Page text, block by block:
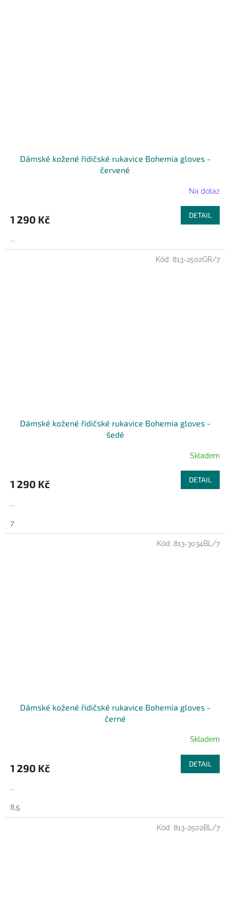
Dámské kožené řidičské rukavice Bohemia gloves -
červené
Na dotaz
1 290 Kč DETAIL
...
Dámské kožené řidičské rukavice Bohemia gloves -
šedé
Skladem
1 290 Kč DETAIL
...
7
Kód: 813-2502GR/7
Dámské kožené řidičské rukavice Bohemia gloves -
černé
Skladem
1 290 Kč DETAIL
...
8,5
Kód: 813-3034BL/7
Kód: 813-2502BL/7